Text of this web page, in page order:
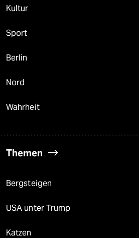
Kultur
Sport
Berlin
Nord
Wahrheit
Themen
Bergsteigen
USA unter Trump
Katzen